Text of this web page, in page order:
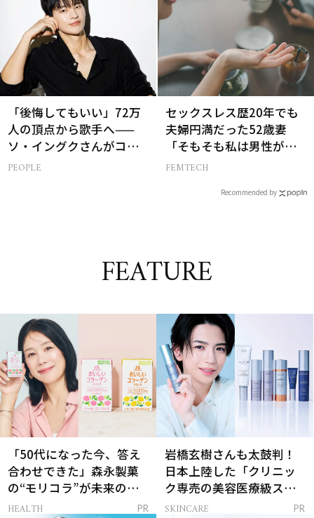
「後悔してもいい」72万
人の頂点から歌手へ——
ソ・イングクさんがコツ
コツ頑張れる原動力とは
PEOPLE
セックスレス歴20年でも
夫婦円満だった52歳妻
「そもそも私は男性が好
き？」更年期をきっかけ
FEMTECH
Recommended by
FEATURE
「50代になった今、答え
合わせできた」森永製菓
の“モリコラ”が未来のキ
レイを連れてくる！
HEALTH PR
岩橋玄樹さんも太鼓判！
日本上陸した「クリニッ
ク専売の美容医療級スキ
ンケア」
SKINCARE PR